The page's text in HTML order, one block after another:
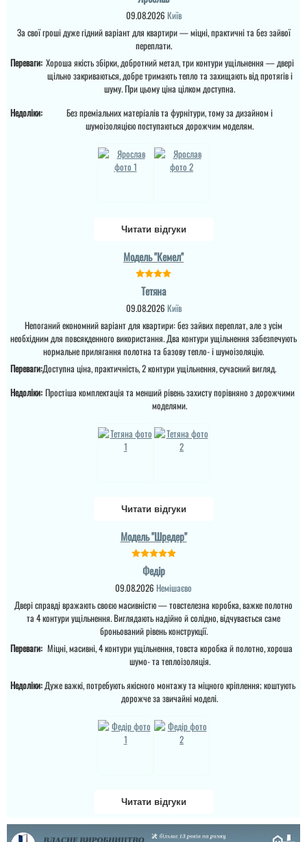
Міла
Вітаю! Замовляли тут
вхідні двері в будинок і
квартиру.Залишились
якістю дверей,і
вартістю! ВСЕ НА
ВИЩОМУ РІВНІ ! Бажаю
Ретельно обирали двері
в будинок для себе і с
певненістю можу
сказати, що це дуже
достойний варіант.
Ціна не мала, але якщо
виконати таке якісне
покриття на ринку , то у
Це просто двері вогонь
3-4 дні і двері вже були
встановлені, причому
09.08.2026 Київ
За свої гроші дуже гідний варіант для квартири — міцні, практичні та без зайвої
переплати.
Переваги: Хороша якість збірки, добротний метал, три контури ущільнення — двері
щільно закриваються, добре тримають тепло та захищають від протягів і
шуму. При цьому ціна цілком доступна.
Недоліки:
Без преміальних матеріалів та фурнітури, тому за дизайном і
шумоізоляцією поступаються дорожчим моделям.
Читати відгуки
Модель "Кемел"
Тетяна
09.08.2026 Київ
Непоганий економний варіант для квартири: без зайвих переплат, але з усім
необхідним для повсякденного використання. Два контури ущільнення забезпечують
нормальне прилягання полотна та базову тепло- і шумоізоляцію.
Переваги:Доступна ціна, практичність, 2 контури ущільнення, сучасний вигляд.
Недоліки: Простіша комплектація та менший рівень захисту порівняно з дорожчими
моделями.
Читати відгуки
Модель "Шредер"
Федір
09.08.2026 Немішаєво
Двері справді вражають своєю масивністю — товстелезна коробка, важке полотно
та 4 контури ущільнення. Виглядають надійно й солідно, відчувається саме
броньований рівень конструкції.
Переваги: Міцні, масивні, 4 контури ущільнення, товста коробка й полотно, хороша
шумо- та теплоізоляція.
Недоліки:Дуже важкі, потребують якісного монтажу та міцного кріплення; коштують
дорожче за звичайні моделі.
Читати відгуки